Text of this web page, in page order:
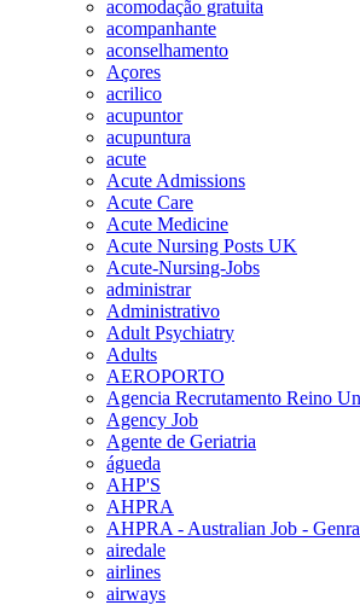
acomodação gratuita
acompanhante
aconselhamento
Açores
acrilico
acupuntor
acupuntura
acute
Acute Admissions
Acute Care
Acute Medicine
Acute Nursing Posts UK
Acute-Nursing-Jobs
administrar
Administrativo
Adult Psychiatry
Adults
AEROPORTO
Agencia Recrutamento Reino
Agency Job
Agente de Geriatria
águeda
AHP'S
AHPRA
AHPRA - Australian Job -
airedale
airlines
airways